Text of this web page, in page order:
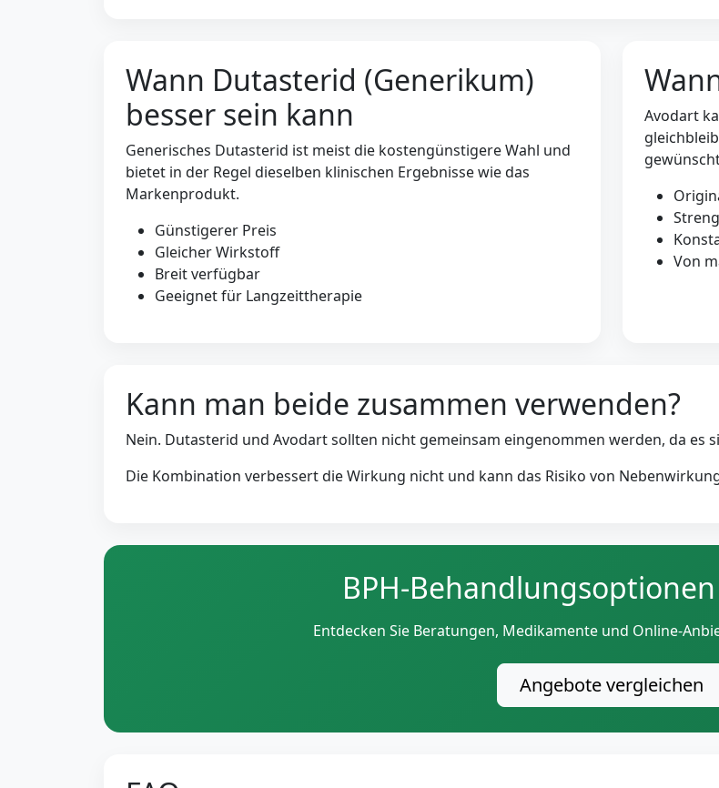
Wann Dutasterid (Generikum)
besser sein kann
Generisches Dutasterid ist meist die kostengünstigere Wahl und
bietet in der Regel dieselben klinischen Ergebnisse wie das
Markenprodukt.
Günstigerer Preis
Gleicher Wirkstoff
Breit verfügbar
Geeignet für Langzeittherapie
Avodart
Von
Kann man beide zusammen verwenden?
Nein. Dutasterid und Avodart sollten nicht gemeinsam eingenommen werden, da es
Die Kombination verbessert die Wirkung nicht und kann das Risiko von
BPH-
Entdecken Sie Beratungen, Medikamente und Online-
Angebote vergleichen